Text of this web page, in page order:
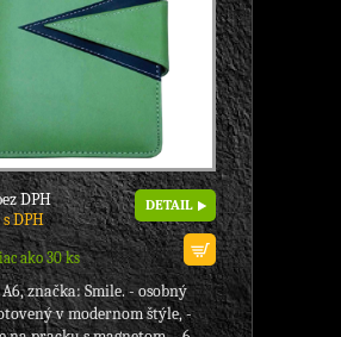
DPH
s DPH
ako 30 ks
DETAIL
značka: Smile. - osobný
v modernom štýle, -